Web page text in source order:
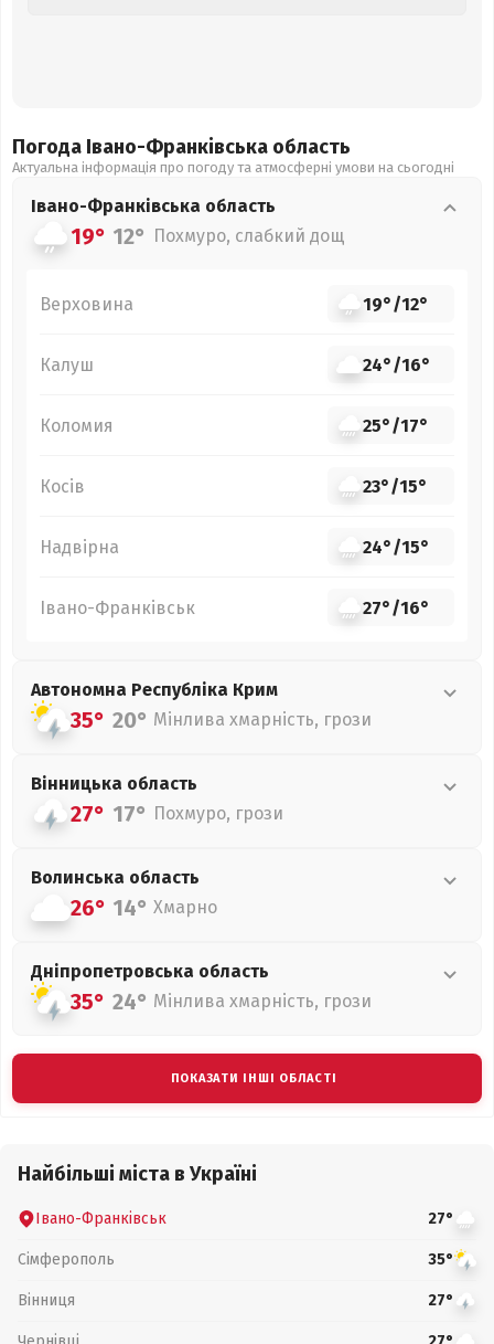
Погода Івано-Франківська область
Актуальна інформація про погоду та атмосферні умови на сьогодні
Івано-Франківська область
19° 12° Похмуро, слабкий дощ
Верховина 19°/12°
Калуш 24°/16°
Коломия 25°/17°
Косів 23°/15°
Надвірна 24°/15°
Івано-Франківськ 27°/16°
Автономна Республіка Крим
35° 20° Мінлива хмарність, грози
Вінницька область
27° 17° Похмуро, грози
Волинська область
26° 14° Хмарно
Дніпропетровська область
35° 24° Мінлива хмарність, грози
ПОКАЗАТИ ІНШІ ОБЛАСТІ
Найбільші міста в Україні
Івано-Франківськ 27°
Сімферополь 35°
Вінниця 27°